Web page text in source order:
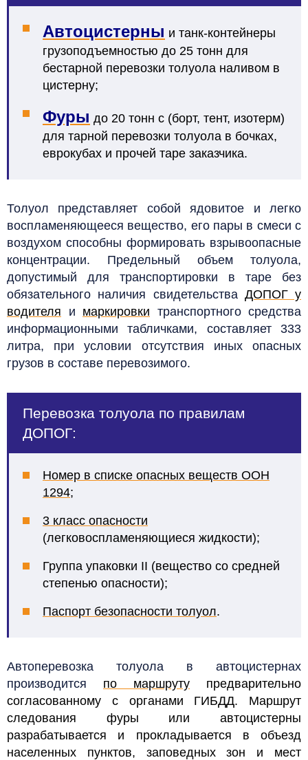
Автоцистерны и танк-контейнеры
грузоподъемностью до 25 тонн для
бестарной перевозки толуола наливом в
цистерну;
Фуры до 20 тонн с (борт, тент, изотерм)
для тарной перевозки толуола в бочках,
еврокубах и прочей таре заказчика.
Толуол представляет собой ядовитое и легко
воспламеняющееся вещество, его пары в смеси с
воздухом способны формировать взрывоопасные
концентрации. Предельный объем толуола,
допустимый для транспортировки в таре без
обязательного наличия свидетельства ДОПОГ у
водителя и маркировки транспортного средства
информационными табличками, составляет 333
литра, при условии отсутствия иных опасных
грузов в составе перевозимого.
Перевозка толуола по правилам
ДОПОГ:
Номер в списке опасных веществ ООН
1294;
3 класс опасности
(легковоспламеняющиеся жидкости);
Группа упаковки II (вещество со средней
степенью опасности);
Паспорт безопасности толуол.
Автоперевозка толуола в автоцистернах
производится по маршруту предварительно
согласованному с органами ГИБДД. Маршрут
следования фуры или автоцистерны
разрабатывается и прокладывается в объезд
населенных пунктов, заповедных зон и мест